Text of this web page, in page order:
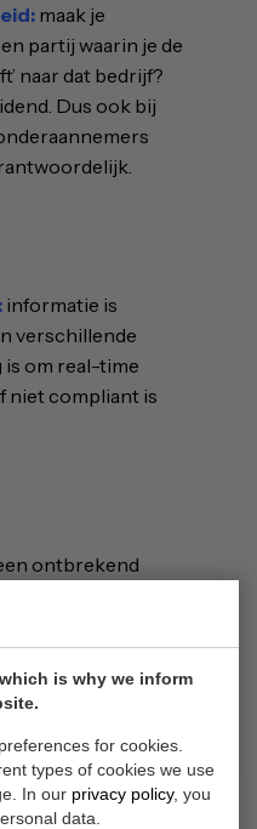
is why we inform
for cookies.
types of cookies we use
In our privacy policy, you
data.
maak je
partij waarin je de
naar dat bedrijf?
Dus ook bij
informatie is
verschillende
is om real-time
niet compliant is
ontbrekend
leiden tot hoge
processen en
Wet arbeid
inzichten
over compliance.